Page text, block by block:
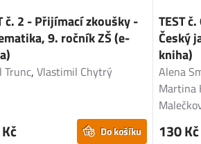
č. 2 - Přijímací zkoušky -
9. ročník ZŠ (e-
Trunc,Vlastimil Chytrý
Do košíku
TEST
Český
kniha)
Alena
Martina
130 Kč